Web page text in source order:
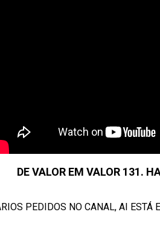
DE VALOR EM VALOR 131.
PEDIDOS NO CANAL, AI